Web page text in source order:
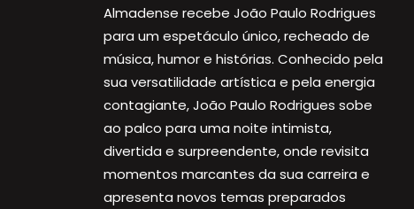
Almadense recebe João Paulo Rodrigues
para um espetáculo único, recheado de
música, humor e histórias. Conhecido pela
sua versatilidade artística e pela energia
contagiante, João Paulo Rodrigues sobe
ao palco para uma noite intimista,
divertida e surpreendente, onde revisita
momentos marcantes da sua carreira e
apresenta novos temas preparados